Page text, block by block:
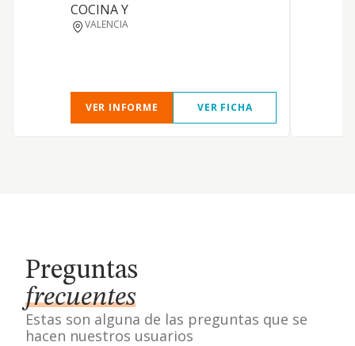
COCINA Y
VALENCIA
VER INFORME VER FICHA
Preguntas
frecuentes
Estas son alguna de las preguntas que se
hacen nuestros usuarios